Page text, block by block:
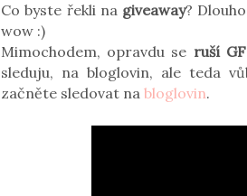
Co byste řekli nagiveaway?
wow :)
Mimochodem, opravdu se ruší
sleduju, na bloglovin, ale teda
začněte sledovat na bloglovin.